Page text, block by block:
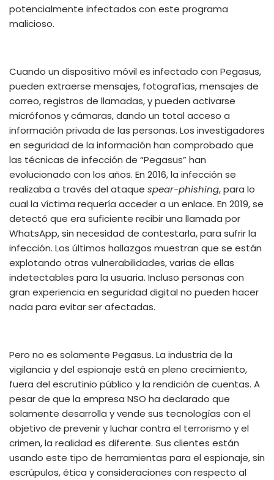
potencialmente infectados con este programa
malicioso.
Cuando un dispositivo móvil es infectado con Pegasus,
pueden extraerse mensajes, fotografías,mensajes de
correo, registros de llamadas,y pueden activarse
micrófonos y cámaras, dando un total acceso a
información privada de las personas. Los investigadores
en seguridad de la información han comprobado que
las técnicas de infección de “Pegasus” han
evolucionado con los años. En 2016, la infección se
realizaba a través del ataque spear-phishing, para lo
cual la víctima requería acceder a un enlace. En 2019,se
detectó que era suficiente recibir una llamada por
WhatsApp, sin necesidad de contestarla, para sufrir la
infección. Los últimos hallazgos muestran que se están
explotando otras vulnerabilidades, varias de ellas
indetectables para la usuaria. Incluso personas con
gran experiencia en seguridad digital no pueden hacer
nada para evitar serafectadas.
Pero no es solamente Pegasus. La industria de la
vigilancia ydel espionaje está en pleno crecimiento,
fuera del escrutinio público y la rendición de cuentas. A
pesar de que la empresa NSO ha declarado que
solamente desarrolla y vende sus tecnologías con el
objetivo de prevenir y luchar contra el terrorismo y el
crimen, la realidad es diferente. Sus clientes están
usando este tipo de herramientas para el espionaje, sin
escrúpulos, ética y consideraciones con respecto al